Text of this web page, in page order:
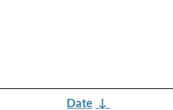
Date ↓